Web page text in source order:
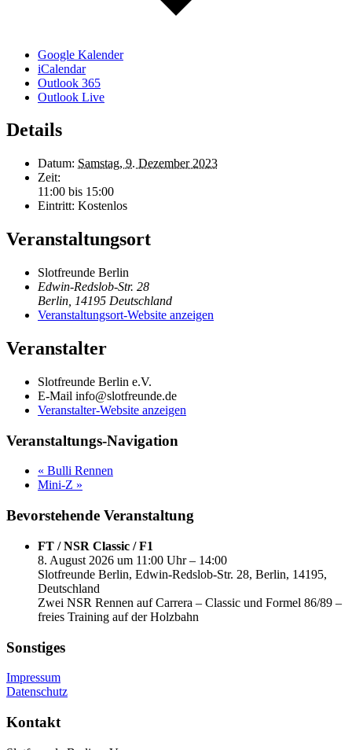
Google Kalender
iCalendar
Outlook 365
Outlook Live
Details
Datum: Samstag, 9. Dezember 2023
Zeit:
11:00 bis 15:00
Eintritt: Kostenlos
Veranstaltungsort
Slotfreunde Berlin
Edwin-Redslob-Str. 28
Berlin 14195 Deutschland
Veranstaltungsort-Website anzeigen
Veranstalter
Slotfreunde Berlin e.V.
E-Mail info@slotfreunde.de
Veranstalter-Website anzeigen
Veranstaltungs-Navigation
« Bulli Rennen
Mini-Z »
Bevorstehende Veranstaltung
FT / NSR Classic / F1
8. August 2026 um 11:00 Uhr – 14:00
Slotfreunde Berlin, Edwin-Redslob-Str. 28, Berlin, 14195,
Deutschland
Zwei NSR Rennen auf Carrera – Classic und Formel 86/89 –
freies Training auf der Holzbahn
Sonstiges
Impressum
Datenschutz
Kontakt